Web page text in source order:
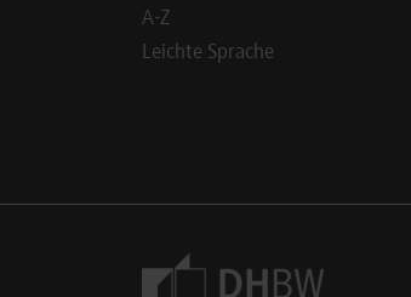
A-Z
Leichte Sprache